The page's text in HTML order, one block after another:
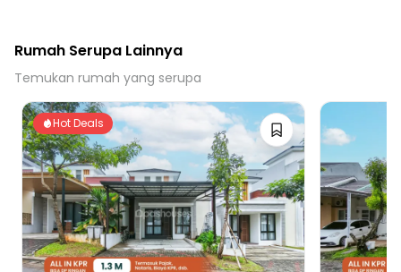
Rumah Serupa Lainnya
Temukan rumah yang serupa
Hot Deals